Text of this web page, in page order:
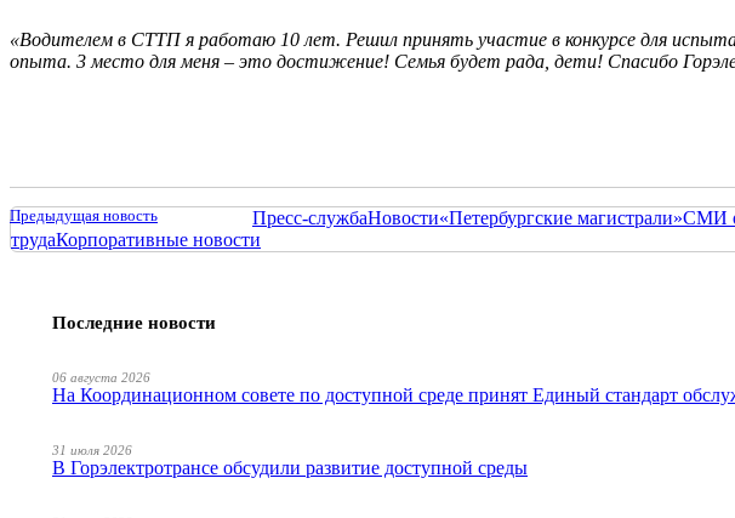
«Водителем в СТТП я работаю 10 лет. Решил принять участие в конкурсе для
опыта. 3 место для меня – это достижение! Семья будет рада, дети! Спасибо
Предыдущая новость Пресс-службаНовости«Петербургские магистрали»СМИ
трудаКорпоративные новости
Последние новости
06 августа 2026
На Координационном совете по доступной среде принят Единый стандарт
31 июля 2026
В Горэлектротрансе обсудили развитие доступной среды